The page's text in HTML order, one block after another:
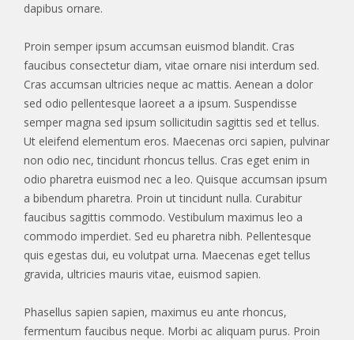
dapibus ornare.
Proin semper ipsum accumsan euismod blandit. Cras
faucibus consectetur diam, vitae ornare nisi interdum sed.
Cras accumsan ultricies neque ac mattis. Aenean a dolor
sed odio pellentesque laoreet a a ipsum. Suspendisse
semper magna sed ipsum sollicitudin sagittis sed et tellus.
Ut eleifend elementum eros. Maecenas orci sapien, pulvinar
non odio nec, tincidunt rhoncus tellus. Cras eget enim in
odio pharetra euismod nec a leo. Quisque accumsan ipsum
a bibendum pharetra. Proin ut tincidunt nulla. Curabitur
faucibus sagittis commodo. Vestibulum maximus leo a
commodo imperdiet. Sed eu pharetra nibh. Pellentesque
quis egestas dui, eu volutpat urna. Maecenas eget tellus
gravida, ultricies mauris vitae, euismod sapien.
Phasellus sapien sapien, maximus eu ante rhoncus,
fermentum faucibus neque. Morbi ac aliquam purus. Proin